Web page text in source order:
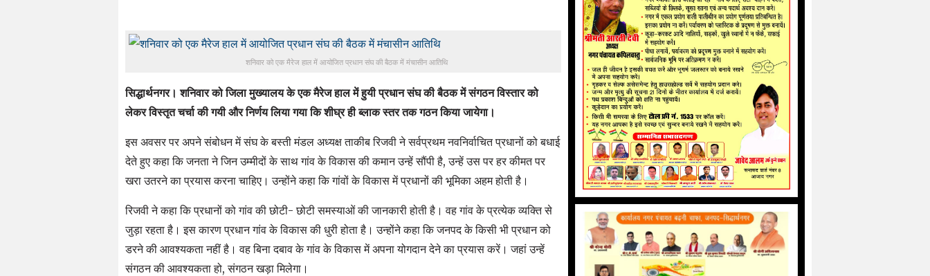
शनिवार को एक मैरेज हाल में आयोजित प्रधान संघ की बैठक में मंचासीन आतिथि
सिद्धार्थनगर। शनिवार को जिला मुख्यालय के एक मैरेज हाल में हुयी प्रधान संघ की बैठक में संगठन विस्तार को
लेकर विस्तृत चर्चा की गयी और निर्णय लिया गया कि शीघ्र ही ब्लाक स्तर तक गठन किया जायेगा।
इस अवसर पर अपने संबोधन में संघ के बस्ती मंडल अध्यक्ष ताकीब रिजवी ने सर्वप्रथम नवनिर्वाचित प्रधानों को बधाई
देते हुए कहा कि जनता ने जिन उम्मीदों के साथ गांव के विकास की कमान उन्हें सौंपी है, उन्हें उस पर हर कीमत पर
खरा उतरने का प्रयास करना चाहिए। उन्होंने कहा कि गांवों के विकास में प्रधानों की भूमिका अहम होती है।
रिजवी ने कहा कि प्रधानों को गांव की छोटी- छोटी समस्याओं की जानकारी होती है। वह गांव के प्रत्येक व्यक्ति से
जुड़ा रहता है। इस कारण प्रधान गांव के विकास की धुरी होता है। उन्होंने कहा कि जनपद के किसी भी प्रधान को
डरने की आवश्यकता नहीं है। वह बिना दबाव के गांव के विकास में अपना योगदान देने का प्रयास करें। जहां उन्हें
संगठन की आवश्यकता हो, संगठन खड़ा मिलेगा।